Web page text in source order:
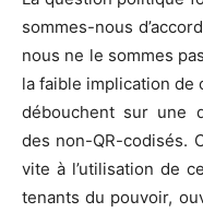
sommes-nous
nous ne le sommes
la faible implication de
débouchent sur une
des non-QR-codisés.
vite à l’utilisation de
tenants du pouvoir,